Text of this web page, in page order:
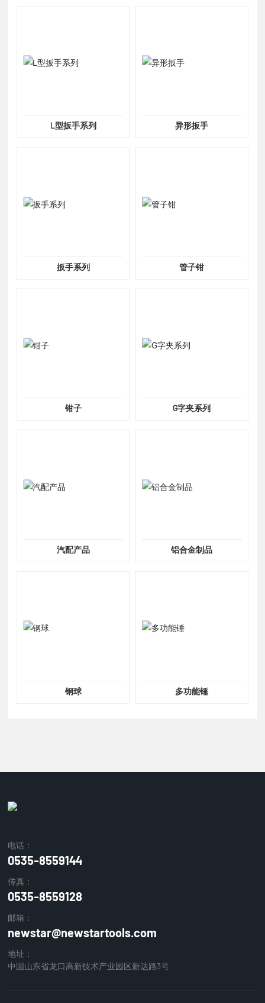
L型扳手系列 异形扳手
扳手系列 管子钳
钳子 G字夹系列
汽配产品 铝合金制品
钢球 多功能锤
电话：
0535-8559144
传真：
0535-8559128
邮箱：
newstar@newstartools.com
地址：
中国山东省龙口高新技术产业园区新达路3号